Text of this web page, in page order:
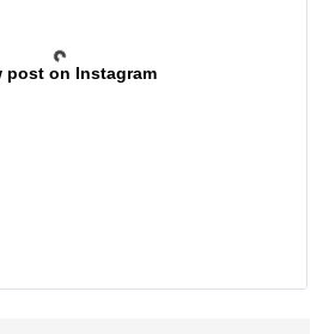
post on Instagram